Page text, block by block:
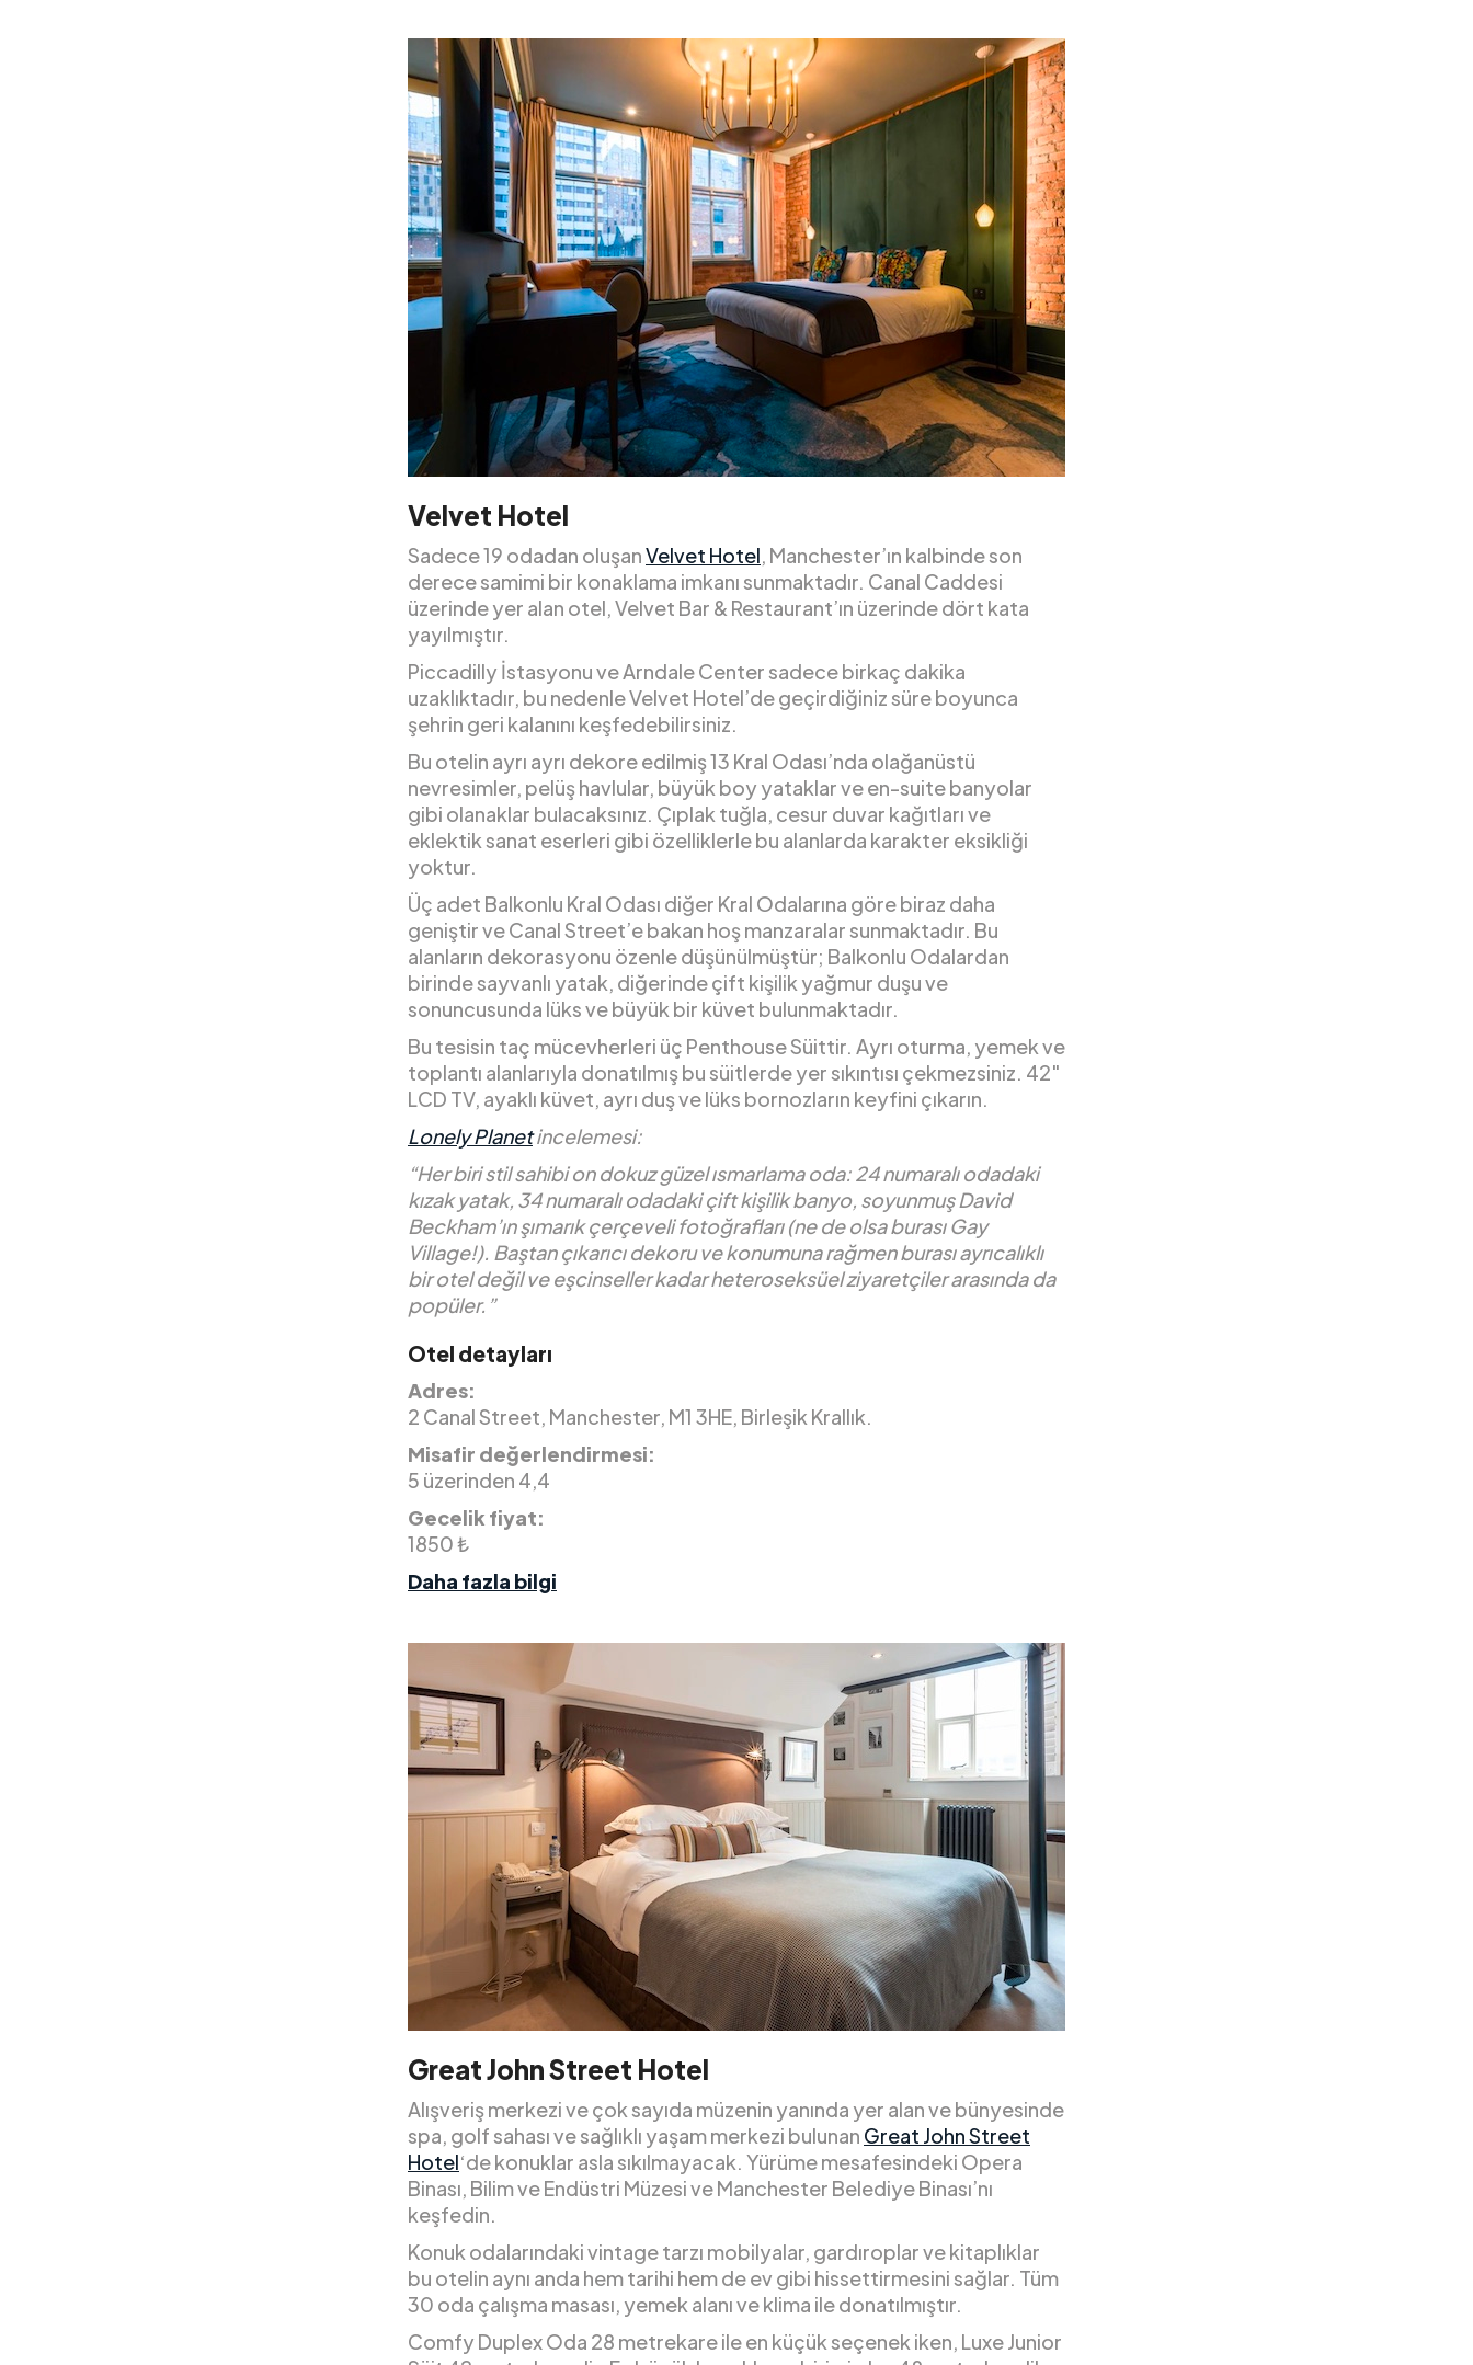
Velvet Hotel
Sadece 19 odadan oluşanVelvet Hotel, Manchester’ın kalbinde son
derece samimi bir konaklama imkanı sunmaktadır. Canal Caddesi
üzerinde yer alan otel, Velvet Bar & Restaurant’ın üzerinde dört kata
yayılmıştır.
Piccadilly İstasyonu ve Arndale Center sadece birkaç dakika
uzaklıktadır, bu nedenle Velvet Hotel’de geçirdiğiniz süre boyunca
şehrin geri kalanını keşfedebilirsiniz.
Bu otelin ayrı ayrı dekore edilmiş 13 Kral Odası’nda olağanüstü
nevresimler, pelüş havlular, büyük boy yataklar ve en-suite banyolar
gibi olanaklar bulacaksınız. Çıplak tuğla, cesur duvar kağıtları ve
eklektik sanat eserleri gibi özelliklerle bu alanlarda karakter eksikliği
yoktur.
Üç adet Balkonlu Kral Odası diğer Kral Odalarına göre biraz daha
geniştir ve Canal Street’e bakan hoş manzaralar sunmaktadır. Bu
alanların dekorasyonu özenle düşünülmüştür; Balkonlu Odalardan
birinde sayvanlı yatak, diğerinde çift kişilik yağmur duşu ve
sonuncusunda lüks ve büyük bir küvet bulunmaktadır.
Bu tesisin taç mücevherleri üç Penthouse Süittir. Ayrı oturma, yemek ve
toplantı alanlarıyla donatılmış bu süitlerde yer sıkıntısı çekmezsiniz. 42″
LCD TV, ayaklı küvet, ayrı duş ve lüks bornozların keyfini çıkarın.
Lonely Planetincelemesi:
“Her biri stil sahibi on dokuz güzel ısmarlama oda: 24 numaralı odadaki
kızak yatak, 34 numaralı odadaki çift kişilik banyo, soyunmuş David
Beckham’ın şımarık çerçeveli fotoğrafları (ne de olsa burası Gay
Village!). Baştan çıkarıcı dekoru ve konumuna rağmen burası ayrıcalıklı
bir otel değil ve eşcinseller kadar heteroseksüel ziyaretçiler arasında da
popüler.”
Otel detayları
Adres:
2 Canal Street, Manchester, M1 3HE, Birleşik Krallık.
Misafir değerlendirmesi:
5 üzerinden 4,4
Gecelik fiyat:
1850 ₺
Daha fazla bilgi
Great John Street Hotel
Alışveriş merkezi ve çok sayıda müzenin yanında yer alan ve bünyesinde
spa, golf sahası ve sağlıklı yaşam merkezi bulunan Great John Street
Hotel‘de konuklar asla sıkılmayacak. Yürüme mesafesindeki Opera
Binası, Bilim ve Endüstri Müzesi ve Manchester Belediye Binası’nı
keşfedin.
Konuk odalarındaki vintage tarzı mobilyalar, gardıroplar ve kitaplıklar
bu otelin aynı anda hem tarihi hem de ev gibi hissettirmesini sağlar. Tüm
30 oda çalışma masası, yemek alanı ve klima ile donatılmıştır.
Comfy Duplex Oda 28 metrekare ile en küçük seçenek iken, Luxe Junior